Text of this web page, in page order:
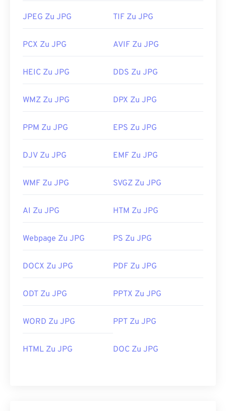
JPEG Zu JPG TIF Zu JPG
PCX Zu JPG AVIF Zu JPG
HEIC Zu JPG DDS Zu JPG
WMZ Zu JPG DPX Zu JPG
PPM Zu JPG EPS Zu JPG
DJV Zu JPG EMF Zu JPG
WMF Zu JPG SVGZ Zu JPG
AI Zu JPG HTM Zu JPG
Webpage Zu JPG PS Zu JPG
DOCX Zu JPG PDF Zu JPG
ODT Zu JPG PPTX Zu JPG
WORD Zu JPG PPT Zu JPG
HTML Zu JPG DOC Zu JPG